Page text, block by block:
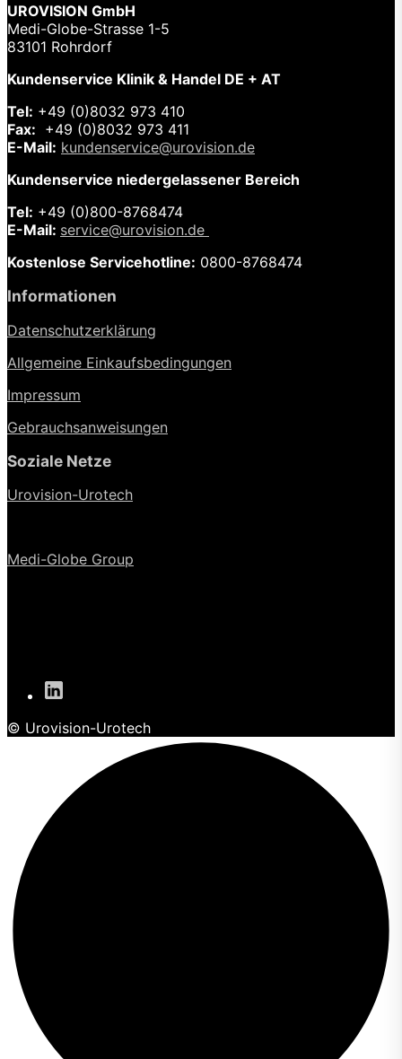
UROVISION GmbH
Medi-Globe-Strasse 1-5
83101 Rohrdorf
Kundenservice Klinik & Handel DE + AT
Tel: +49 (0)8032 973 410
Fax: +49 (0)8032 973 411
E-Mail: kundenservice@urovision.de
Kundenservice niedergelassener Bereich
Tel: +49 (0)800-8768474
E-Mail: service@urovision.de
Kostenlose Servicehotline: 0800-8768474
Informationen
Datenschutzerklärung
Allgemeine Einkaufsbedingungen
Impressum
Gebrauchsanweisungen
Soziale Netze
Urovision-Urotech
Medi-Globe Group
© Urovision-Urotech